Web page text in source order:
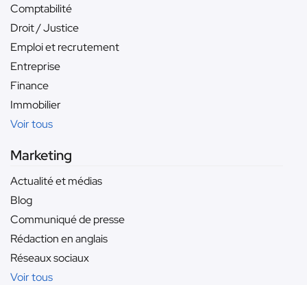
Comptabilité
Droit / Justice
Emploi et recrutement
Entreprise
Finance
Immobilier
Voir tous
Marketing
Actualité et médias
Blog
Communiqué de presse
Rédaction en anglais
Réseaux sociaux
Voir tous